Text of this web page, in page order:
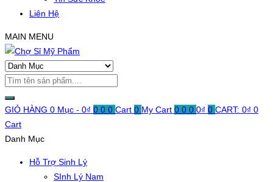
Liên Hệ
MAIN MENU
GIỎ HÀNG 0 Mục - 0₫ 0 0 0 Cart 0 My Cart 0 0 0 0₫ 0 CART: 0₫ 0
Cart
Danh Mục
Hỗ Trợ Sinh Lý
SInh Lý Nam